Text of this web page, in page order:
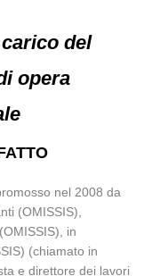
del
opera
nel 2008 da
(OMISSIS),
in
(chiamato in
e direttore dei lavori